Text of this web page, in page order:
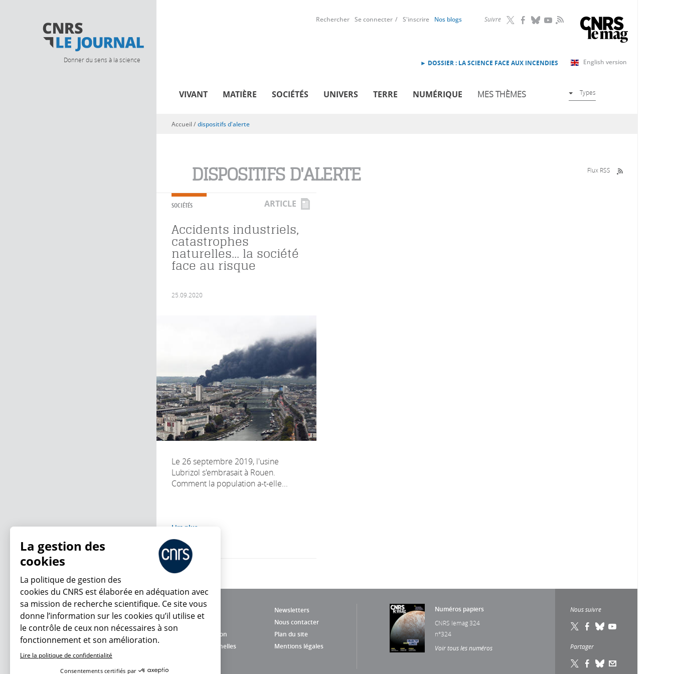
Donner du sens à la science
Suivre RSS
Rechercher Se connecter S'inscrire Nos blogs
English version
► DOSSIER : LA SCIENCE FACE AUX INCENDIES
VIVANT MATIÈRE SOCIÉTÉS UNIVERS TERRE NUMÉRIQUE MES THÈMES Types
Vous êtes ici
Accueil/dispositifs d'alerte
DISPOSITIFS D'ALERTE Flux RSS
SOCIÉTÉS ARTICLE
Accidents industriels,
catastrophes
naturelles... la société
face au risque
25.09.2020
Le 26 septembre 2019, l'usine
Lubrizol s'embrasait à Rouen.
Comment la population a-t-elle...
Lire plus
Newsletters
Nous contacter
Charte d'utilisation
Plan du site
Données personnelles
Mentions légales
Numéros papiers
CNRS lemag 324
n°324
Voir tous les numéros
Nous suivre
Partager
En ce moment
La gestion des
cookies
La politique de gestion des
cookies du CNRS est élaborée en adéquation avec
sa mission de recherche scientifique. Ce site vous
donne l’information sur les cookies qu’il utilise et
le contrôle de ceux non nécessaires à son
fonctionnement et son amélioration.
Lire la politique de confidentialité
Consentements certifiés par